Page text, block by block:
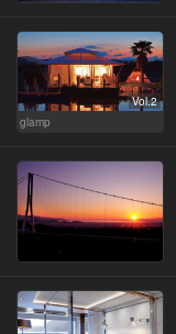
Vol.2
glamp